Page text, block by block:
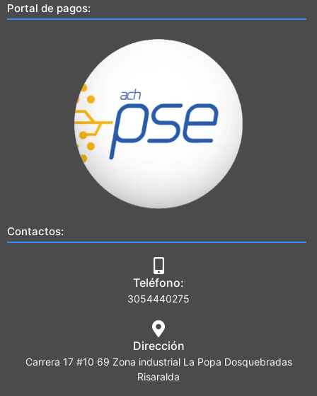
Portal de pagos:
Contactos:
Teléfono:
3054440275
Dirección
Carrera 17 #10 69 Zona industrial La Popa Dosquebradas
Risaralda